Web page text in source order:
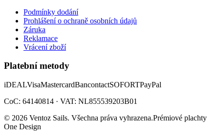
Podmínky dodání
Prohlášení o ochraně osobních údajů
Záruka
Reklamace
Vrácení zboží
Platební metody
iDEALVisaMastercardBancontactSOFORTPayPal
CoC: 64140814 · VAT: NL855539203B01
© 2026 Ventoz Sails. Všechna práva vyhrazena.Prémiové plachty
One Design